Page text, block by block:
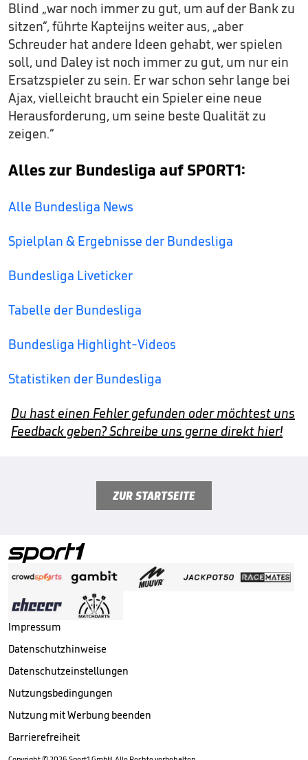
Blind „war noch immer zu gut, um auf der Bank zu
sitzen“, führte Kapteijns weiter aus, „aber
Schreuder hat andere Ideen gehabt, wer spielen
soll, und Daley ist noch immer zu gut, um nur ein
Ersatzspieler zu sein. Er war schon sehr lange bei
Ajax, vielleicht braucht ein Spieler eine neue
Herausforderung, um seine beste Qualität zu
zeigen.“
Alles zur Bundesliga auf SPORT1:
Alle Bundesliga News
Spielplan & Ergebnisse der Bundesliga
Bundesliga Liveticker
Tabelle der Bundesliga
Bundesliga Highlight-Videos
Statistiken der Bundesliga
Du hast einen Fehler gefunden oder möchtest uns
Feedback geben? Schreibe uns gerne direkt hier!
ZUR STARTSEITE
Impressum
Datenschutzhinweise
Datenschutzeinstellungen
Nutzungsbedingungen
Nutzung mit Werbung beenden
Barrierefreiheit